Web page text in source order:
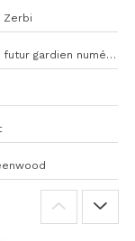
Zerbi
Restes, Atubolu, Bulka… L’OM galère pour son futur gardien numéro 1